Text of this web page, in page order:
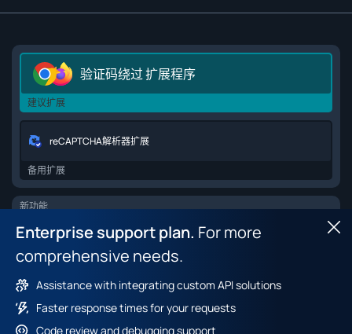
Enterprise support plan. For more
comprehensive needs.
Assistance with integrating custom API solutions
Faster response times for your requests
Code review and debugging support
验证码绕过 扩展程序
建议扩展
reCAPTCHA解析器扩展
备用扩展
新功能
Browser API for web scraping